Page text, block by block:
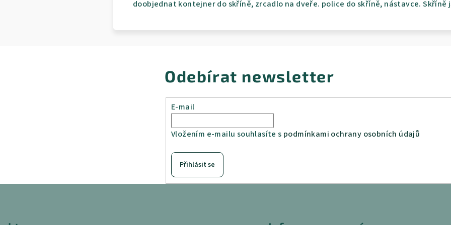
doobjednat kontejner do skříně, zrcadlo na dveře. police do skříně, nástavce. Skříně
Odebírat newsletter
E-mail
Vložením e-mailu souhlasíte s podmínkami ochrany osobních údajů
Přihlásit se